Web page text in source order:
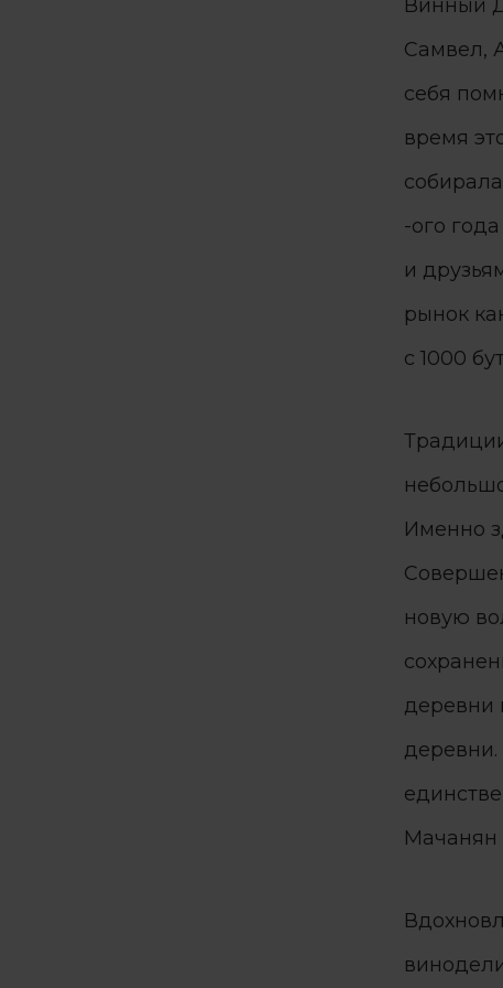
Винный
Самвел,
себя
время
-ого
и
рынок
с 1000
Именно
новую
деревни
Мачанян